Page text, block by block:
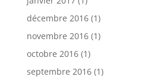
décembre 2016(1)
novembre 2016(1)
octobre 2016(1)
septembre 2016(1)